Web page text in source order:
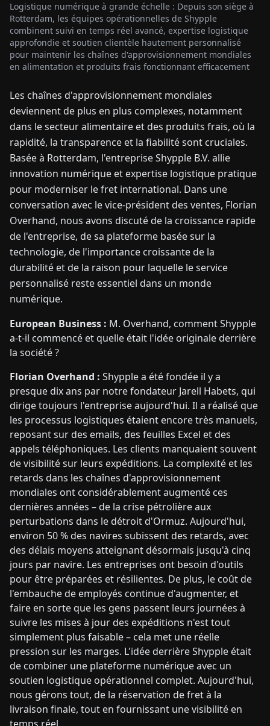
ENDEFRESIT NLPLHU
CONTACTEZ-
NOUS
Logistique numérique à grande échelle : Depuis son siège à
Rotterdam, les équipes opérationnelles de Shypple
combinent suivi en temps réel avancé, expertise logistique
approfondie et soutien clientèle hautement personnalisé
pour maintenir les chaînes d'approvisionnement mondiales
en alimentation et produits frais fonctionnant efficacement
Les chaînes d'approvisionnement mondiales
deviennent de plus en plus complexes, notamment
dans le secteur alimentaire et des produits frais, où la
rapidité, la transparence et la fiabilité sont cruciales.
Basée à Rotterdam, l'entreprise Shypple B.V. allie
innovation numérique et expertise logistique pratique
pour moderniser le fret international. Dans une
conversation avec le vice-président des ventes, Florian
Overhand, nous avons discuté de la croissance rapide
de l'entreprise, de sa plateforme basée sur la
technologie, de l'importance croissante de la
durabilité et de la raison pour laquelle le service
personnalisé reste essentiel dans un monde
numérique.
European Business : M. Overhand, comment Shypple
a-t-il commencé et quelle était l'idée originale derrière
la société ?
Florian Overhand : Shypple a été fondée il y a
presque dix ans par notre fondateur Jarell Habets, qui
dirige toujours l'entreprise aujourd'hui. Il a réalisé que
les processus logistiques étaient encore très manuels,
reposant sur des emails, des feuilles Excel et des
appels téléphoniques. Les clients manquaient souvent
de visibilité sur leurs expéditions. La complexité et les
retards dans les chaînes d'approvisionnement
mondiales ont considérablement augmenté ces
dernières années – de la crise pétrolière aux
perturbations dans le détroit d'Ormuz. Aujourd'hui,
environ 50 % des navires subissent des retards, avec
des délais moyens atteignant désormais jusqu'à cinq
jours par navire. Les entreprises ont besoin d'outils
pour être préparées et résilientes. De plus, le coût de
l'embauche de employés continue d'augmenter, et
faire en sorte que les gens passent leurs journées à
suivre les mises à jour des expéditions n'est tout
simplement plus faisable – cela met une réelle
pression sur les marges. L'idée derrière Shypple était
de combiner une plateforme numérique avec un
soutien logistique opérationnel complet. Aujourd'hui,
nous gérons tout, de la réservation de fret à la
livraison finale, tout en fournissant une visibilité en